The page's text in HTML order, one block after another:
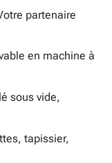
partenaire
en machine à
sous vide,
tapissier,